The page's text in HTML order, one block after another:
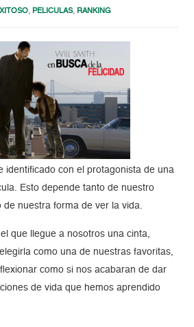
, PELICULAS, RANKING
identificado con el protagonista de una
Esto depende tanto de nuestro
de nuestra forma de ver la vida.
que llegue a nosotros una cinta,
como una de nuestras favoritas,
como si nos acabaran de dar
de vida que hemos aprendido